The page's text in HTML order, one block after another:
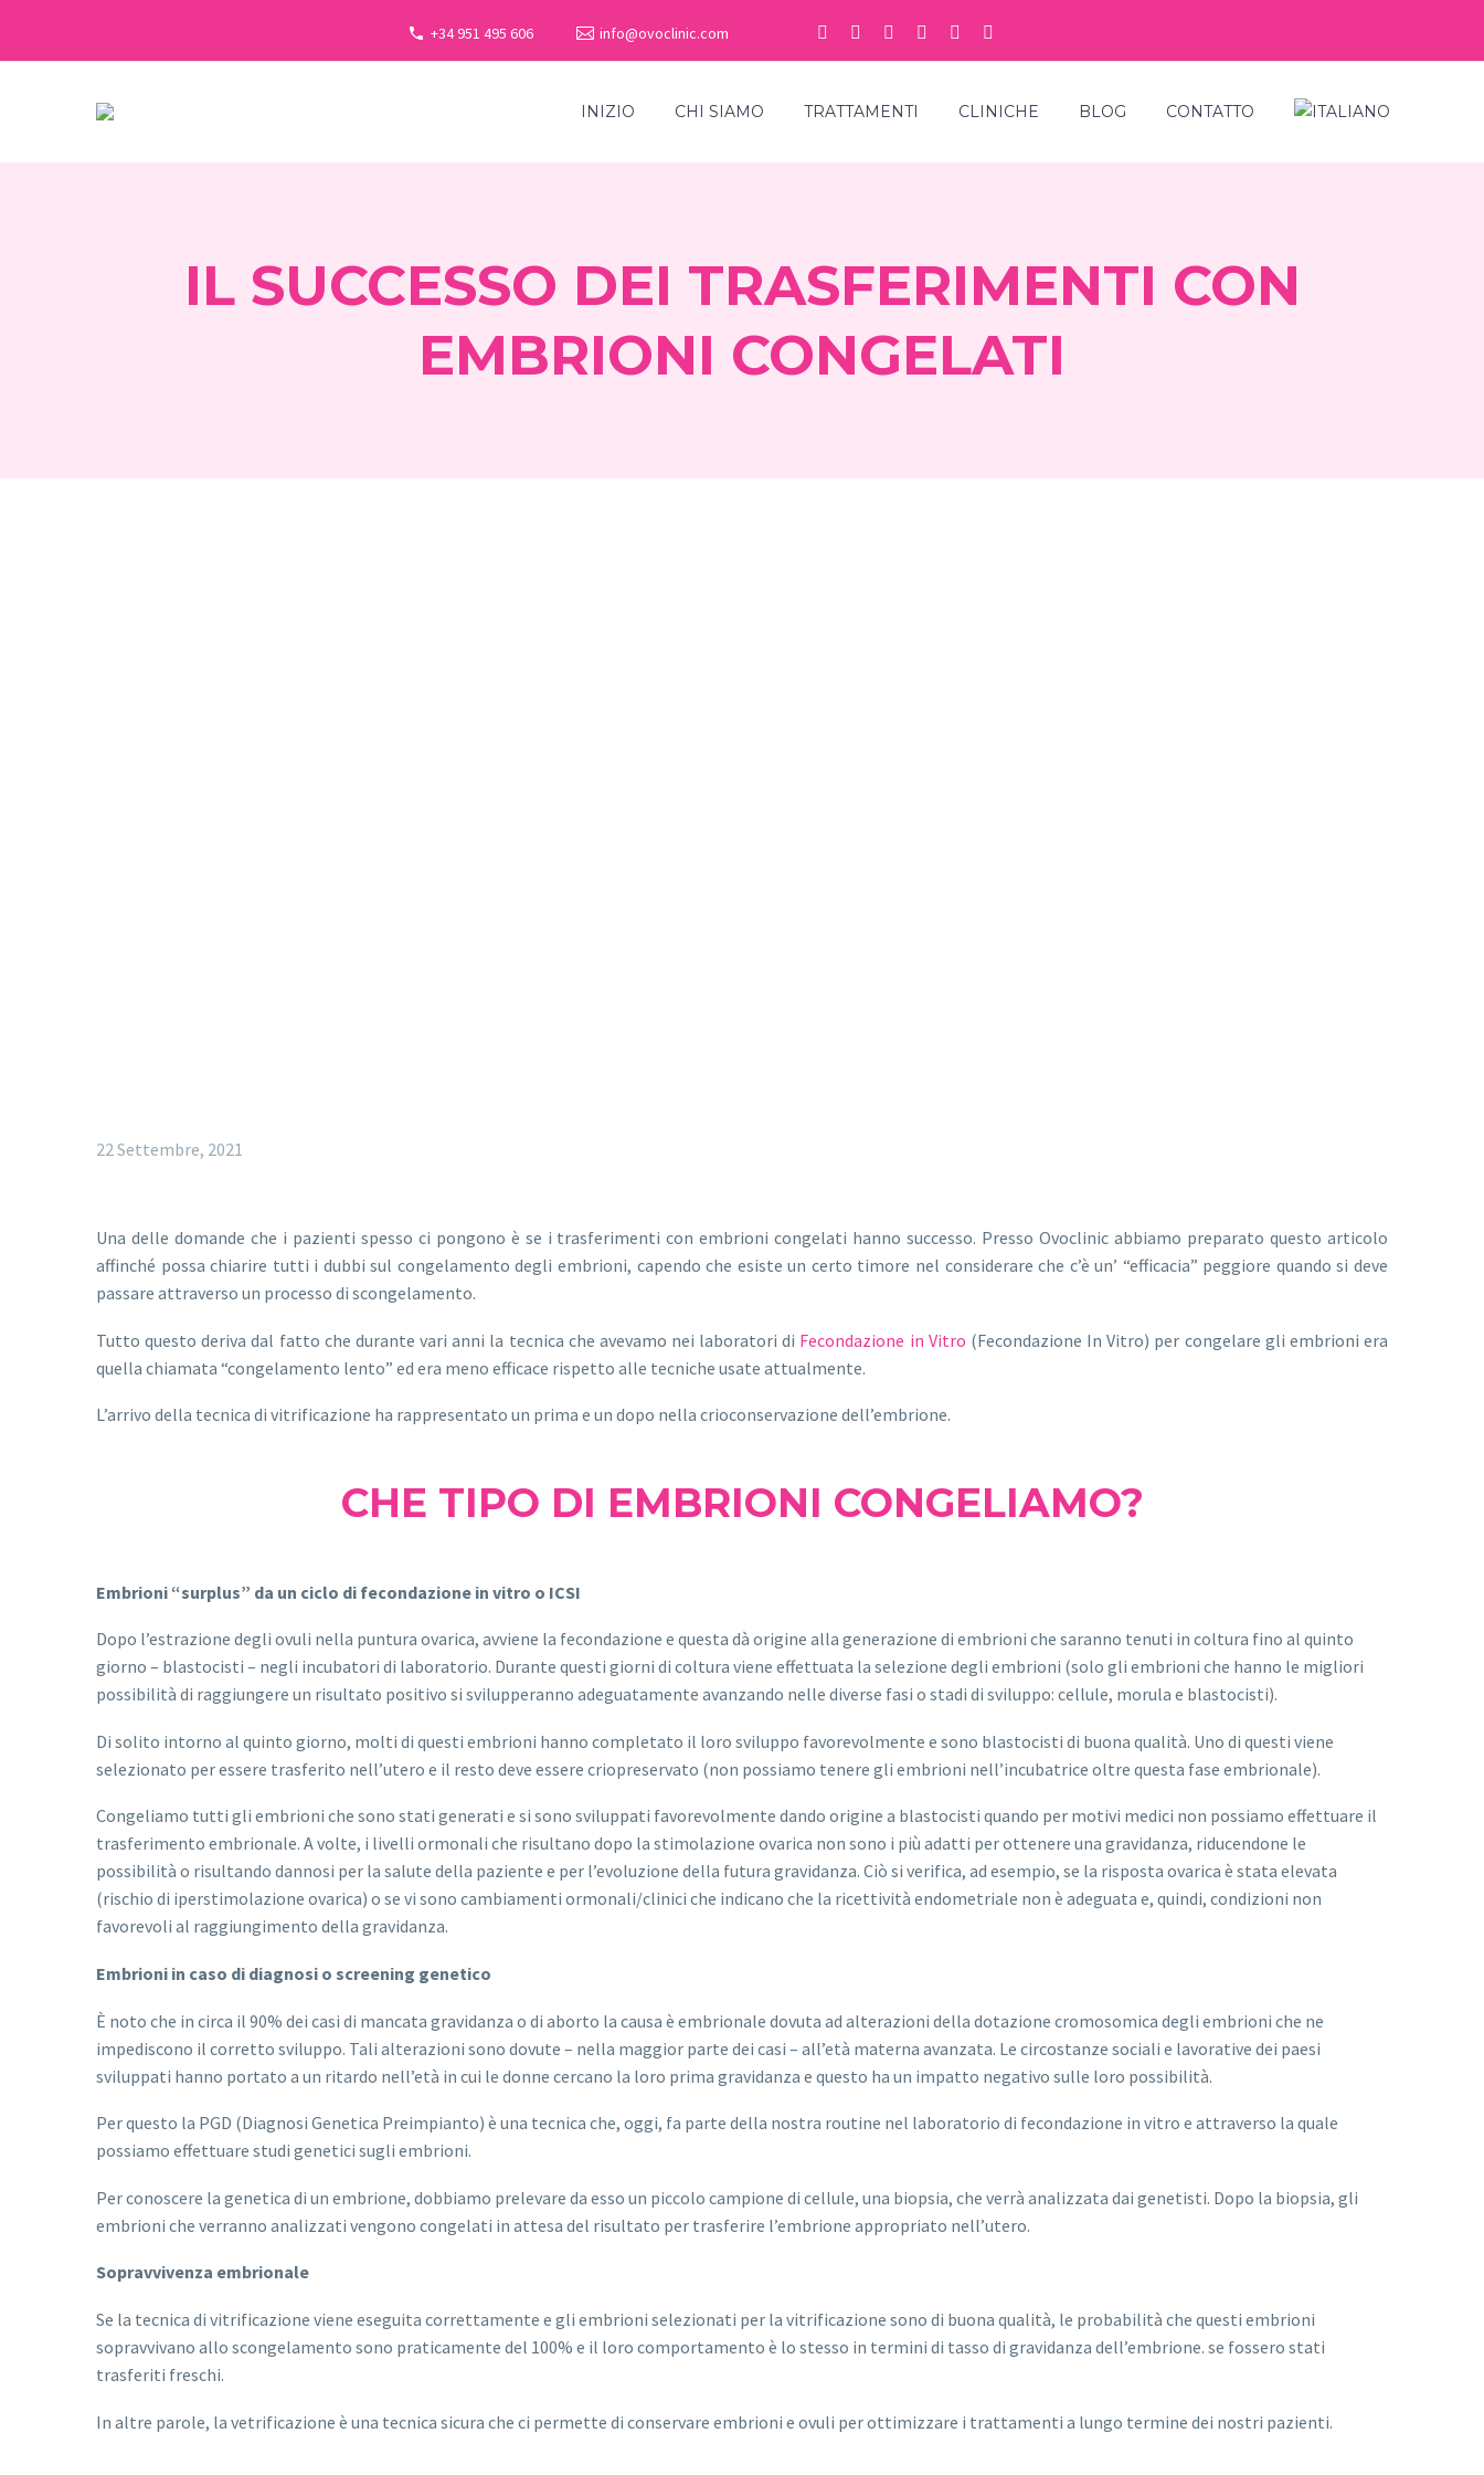
+34 951 495 606 info@ovoclinic.com
INIZIO CHI SIAMO TRATTAMENTI CLINICHE BLOG CONTATTO
IL SUCCESSO DEI TRASFERIMENTI CON
EMBRIONI CONGELATI
22 Settembre, 2021
Una delle domande che i pazienti spesso ci pongono è se i trasferimenti con embrioni congelati hanno successo. Presso Ovoclinic abbiamo preparato questo articolo
affinché possa chiarire tutti i dubbi sul congelamento degli embrioni, capendo che esiste un certo timore nel considerare che c’è un’ “efficacia” peggiore quando si deve
passare attraverso un processo di scongelamento.
Tutto questo deriva dal fatto che durante vari anni la tecnica che avevamo nei laboratori di Fecondazione in Vitro (Fecondazione In Vitro) per congelare gli embrioni era
quella chiamata “congelamento lento” ed era meno efficace rispetto alle tecniche usate attualmente.
L’arrivo della tecnica di vitrificazione ha rappresentato un prima e un dopo nella crioconservazione dell’embrione.
CHE TIPO DI EMBRIONI CONGELIAMO?
Embrioni “surplus” da un ciclo di fecondazione in vitro o ICSI
Dopo l’estrazione degli ovuli nella puntura ovarica, avviene la fecondazione e questa dà origine alla generazione di embrioni che saranno tenuti in coltura fino al quinto
giorno – blastocisti – negli incubatori di laboratorio. Durante questi giorni di coltura viene effettuata la selezione degli embrioni (solo gli embrioni che hanno le migliori
possibilità di raggiungere un risultato positivo si svilupperanno adeguatamente avanzando nelle diverse fasi o stadi di sviluppo: cellule, morula e blastocisti).
Di solito intorno al quinto giorno, molti di questi embrioni hanno completato il loro sviluppo favorevolmente e sono blastocisti di buona qualità. Uno di questi viene
selezionato per essere trasferito nell’utero e il resto deve essere criopreservato (non possiamo tenere gli embrioni nell’incubatrice oltre questa fase embrionale).
Congeliamo tutti gli embrioni che sono stati generati e si sono sviluppati favorevolmente dando origine a blastocisti quando per motivi medici non possiamo effettuare il
trasferimento embrionale. A volte, i livelli ormonali che risultano dopo la stimolazione ovarica non sono i più adatti per ottenere una gravidanza, riducendone le
possibilità o risultando dannosi per la salute della paziente e per l’evoluzione della futura gravidanza. Ciò si verifica, ad esempio, se la risposta ovarica è stata elevata
(rischio di iperstimolazione ovarica) o se vi sono cambiamenti ormonali/clinici che indicano che la ricettività endometriale non è adeguata e, quindi, condizioni non
favorevoli al raggiungimento della gravidanza.
Embrioni in caso di diagnosi o screening genetico
È noto che in circa il 90% dei casi di mancata gravidanza o di aborto la causa è embrionale dovuta ad alterazioni della dotazione cromosomica degli embrioni che ne
impediscono il corretto sviluppo. Tali alterazioni sono dovute – nella maggior parte dei casi – all’età materna avanzata. Le circostanze sociali e lavorative dei paesi
sviluppati hanno portato a un ritardo nell’età in cui le donne cercano la loro prima gravidanza e questo ha un impatto negativo sulle loro possibilità.
Per questo la PGD (Diagnosi Genetica Preimpianto) è una tecnica che, oggi, fa parte della nostra routine nel laboratorio di fecondazione in vitro e attraverso la quale
possiamo effettuare studi genetici sugli embrioni.
Per conoscere la genetica di un embrione, dobbiamo prelevare da esso un piccolo campione di cellule, una biopsia, che verrà analizzata dai genetisti. Dopo la biopsia, gli
embrioni che verranno analizzati vengono congelati in attesa del risultato per trasferire l’embrione appropriato nell’utero.
Sopravvivenza embrionale
Se la tecnica di vitrificazione viene eseguita correttamente e gli embrioni selezionati per la vitrificazione sono di buona qualità, le probabilità che questi embrioni
sopravvivano allo scongelamento sono praticamente del 100% e il loro comportamento è lo stesso in termini di tasso di gravidanza dell’embrione. se fossero stati
trasferiti freschi.
In altre parole, la vetrificazione è una tecnica sicura che ci permette di conservare embrioni e ovuli per ottimizzare i trattamenti a lungo termine dei nostri pazienti.